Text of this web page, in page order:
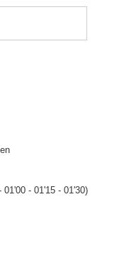
01'00 - 01'15 - 01'30)